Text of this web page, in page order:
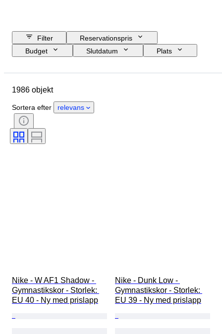
Filter
Reservationspris
Budget
Slutdatum
Plats
Kön
Era
Mönster
Modell
1986 objekt
Sortera efter relevans
Nike - W AF1 Shadow -
Gymnastikskor - Storlek:
EU 40 - Ny med prislapp
Nike - Dunk Low -
Gymnastikskor - Storlek:
EU 39 - Ny med prislapp